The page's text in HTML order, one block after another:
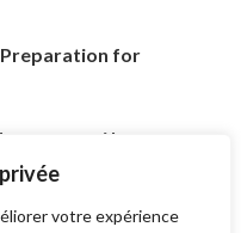
votre expérience
for
: pourquoi les
avoir leur propre